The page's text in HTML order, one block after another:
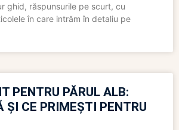
ghid, răspunsurile pe scurt, cu
în care intrăm în detaliu pe
PENTRU PĂRUL ALB:
ȘI CE PRIMEȘTI PENTRU